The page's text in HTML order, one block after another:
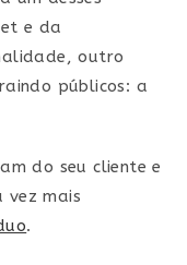
e da
outro
públicos: a
do seu cliente e
vez mais
.